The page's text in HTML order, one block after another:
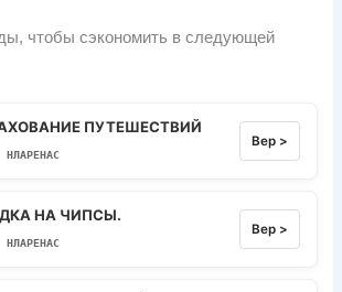
чтобы сэкономить в следующей
ПУТЕШЕСТВИЙ
НЛАРЕНАС
Вер >
НА ЧИПСЫ.
НЛАРЕНАС
Вер >